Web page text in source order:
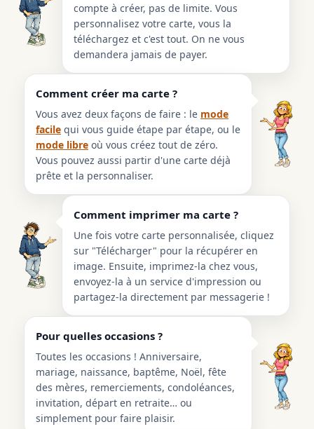
compte à créer, pas de limite. Vous
personnalisez votre carte, vous la
téléchargez et c'est tout. On ne vous
demandera jamais de payer.
Comment créer ma carte ?
Vous avez deux façons de faire : le mode
facile qui vous guide étape par étape, ou le
mode libre où vous créez tout de zéro.
Vous pouvez aussi partir d'une carte déjà
prête et la personnaliser.
Comment imprimer ma carte ?
Une fois votre carte personnalisée, cliquez
sur "Télécharger" pour la récupérer en
image. Ensuite, imprimez-la chez vous,
envoyez-la à un service d'impression ou
partagez-la directement par messagerie !
Pour quelles occasions ?
Toutes les occasions ! Anniversaire,
mariage, naissance, baptême, Noël, fête
des mères, remerciements, condoléances,
invitation, départ en retraite… ou
simplement pour faire plaisir.